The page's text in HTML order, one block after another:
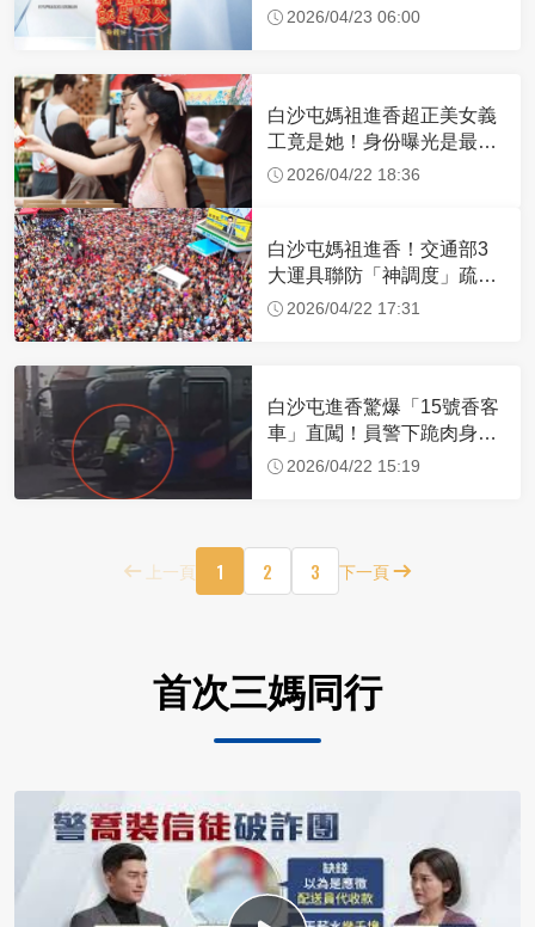
幕2026/04/23 06:00
白沙屯媽祖進香超正美女義
工竟是她！身份曝光是最美
禮生 一輩子不結婚
2026/04/22 18:36
白沙屯媽祖進香！交通部3
大運具聯防「神調度」疏運
32.1萬創新高
2026/04/22 17:31
白沙屯進香驚爆「15號香客
車」直闖！員警下跪肉身擋
車：讓行人先過
2026/04/22 15:19
上一頁 1 2 3 下一頁
首次三媽同行